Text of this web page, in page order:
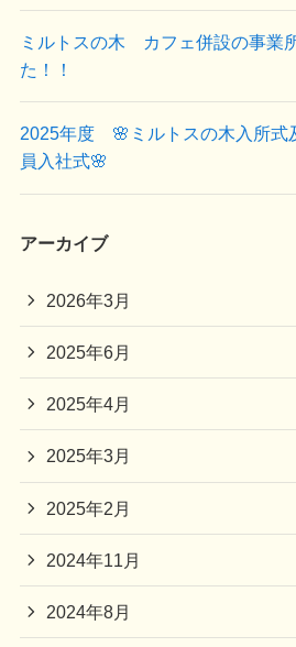
ミルトスの木 カフェ併設の事業
た！！
2025年度 🌸ミルトスの木入所式
員入社式🌸
アーカイブ
2026年3月
2025年6月
2025年4月
2025年3月
2025年2月
2024年11月
2024年8月